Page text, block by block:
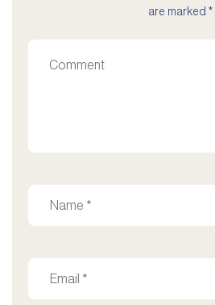
are marked *